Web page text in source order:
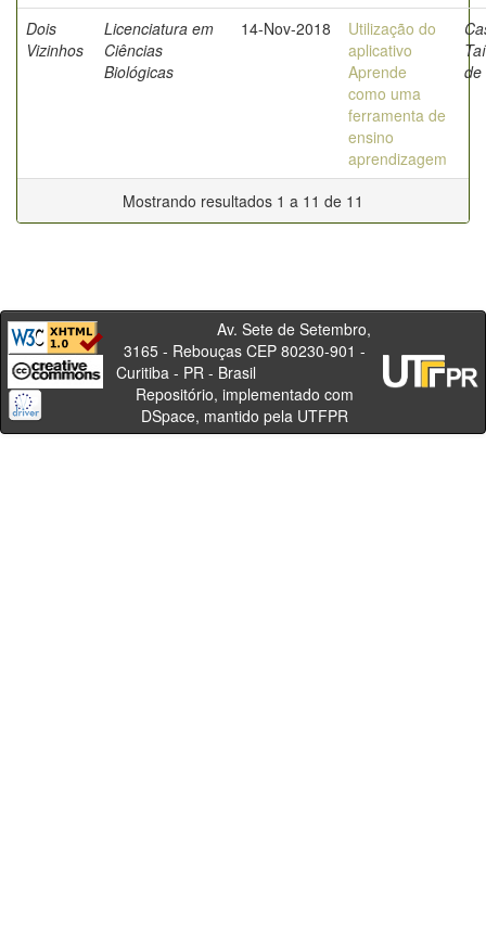
Dois
Vizinhos
Licenciatura em
Ciências
Biológicas
14-Nov-2018
Utilização do
aplicativo
Aprende
como uma
ferramenta de
ensino
aprendizagem
de
Mostrando resultados 1 a 11 de 11
Av. Sete de Setembro,
3165 - Rebouças CEP 80230-901 -
Curitiba - PR - Brasil
Repositório, implementado com
DSpace, mantido pela UTFPR